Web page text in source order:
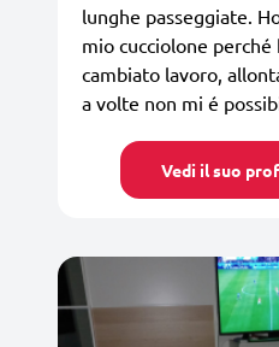
lunghe passeggiate.
mio cucciolone perché
cambiato lavoro,
a volte non mi é
Vedi il suo